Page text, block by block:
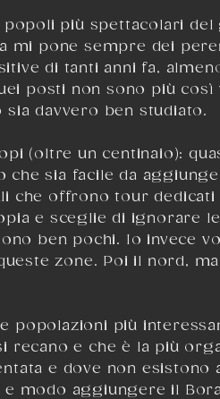
più spettacolari del
mi pone sempre dei
di tanti anni fa,
posti non sono più così
davvero ben studiato.
(oltre un centinaio):
che sia facile da
che offrono tour dedicati
e sceglie di ignorare
ben pochi. Io invece
zone. Poi il nord,
popolazioni più
recano e che è la più
e dove non esistono
modo aggiungere il